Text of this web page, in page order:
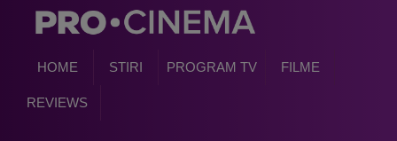
HOME STIRI PROGRAM TV FILME
REVIEWS